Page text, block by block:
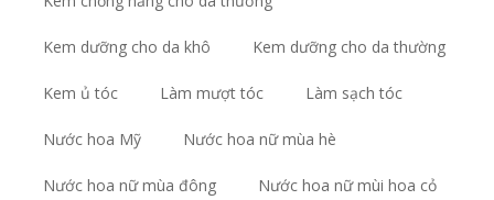
Kem dưỡng cho da khô Kem dưỡng cho da thường
Kem ủ tóc Làm mượt tóc Làm sạch tóc
Nước hoa Mỹ Nước hoa nữ mùa hè
Nước hoa nữ mùa đông Nước hoa nữ mùi hoa cỏ